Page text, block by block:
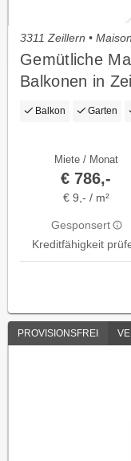
3311 Zeillern •
Gemütliche
Balkonen in
Balkon Garten
Miete / Monat
€ 786,-
€ 9,- / m²
Gesponsert
Kreditfähigkeit
PROVISIONSFREI